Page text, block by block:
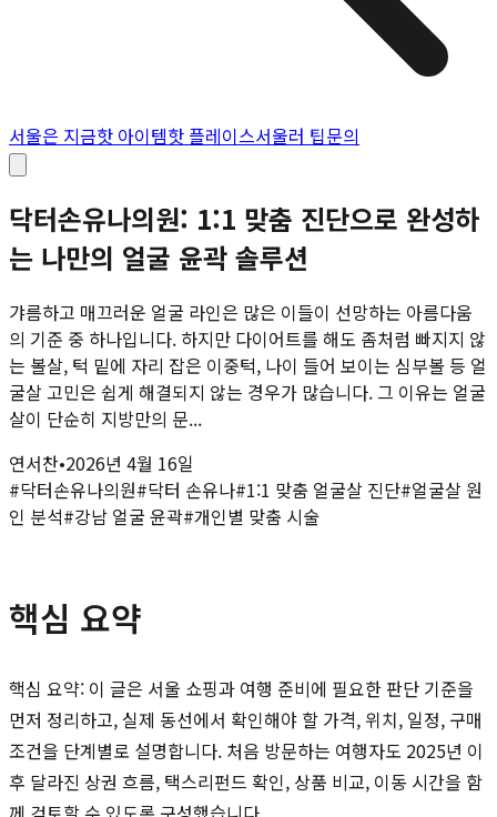
서울은 지금핫 아이템핫 플레이스서울러 팁문의
닥터손유나의원: 1:1 맞춤 진단으로 완성하
는 나만의 얼굴 윤곽 솔루션
갸름하고 매끄러운 얼굴 라인은 많은 이들이 선망하는 아름다움
의 기준 중 하나입니다. 하지만 다이어트를 해도 좀처럼 빠지지 않
는 볼살, 턱 밑에 자리 잡은 이중턱, 나이 들어 보이는 심부볼 등 얼
굴살 고민은 쉽게 해결되지 않는 경우가 많습니다. 그 이유는 얼굴
살이 단순히 지방만의 문...
연서찬•2026년 4월 16일
#닥터손유나의원#닥터 손유나#1:1 맞춤 얼굴살 진단#얼굴살 원
인 분석#강남 얼굴 윤곽#개인별 맞춤 시술
핵심 요약
핵심 요약: 이 글은 서울 쇼핑과 여행 준비에 필요한 판단 기준을
먼저 정리하고, 실제 동선에서 확인해야 할 가격, 위치, 일정, 구매
조건을 단계별로 설명합니다. 처음 방문하는 여행자도 2025년 이
후 달라진 상권 흐름, 택스리펀드 확인, 상품 비교, 이동 시간을 함